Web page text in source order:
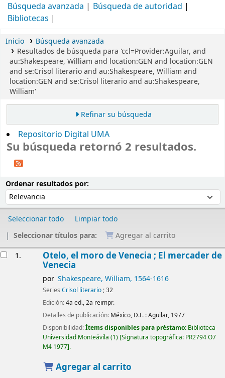
Búsqueda avanzada
Búsqueda de autoridad
Bibliotecas
Inicio
Búsqueda avanzada
Resultados de búsqueda para 'ccl=Provider:Aguilar, and
au:Shakespeare, William and location:GEN and location:GEN
and se:Crisol literario and au:Shakespeare, William and
location:GEN and se:Crisol literario and au:Shakespeare,
William'
Refinar su búsqueda
Repositorio Digital UMA
Su búsqueda retornó 2 resultados.
Ordenar resultados por:
Seleccionar todo
Limpiar todo
Seleccionar títulos para:
Agregar al carrito
1. Otelo, el moro de Venecia ; El mercader de
Venecia
por Shakespeare, William, 1564-1616
Series Crisol literario; 32
Edición:4a ed., 2a reimpr.
Detalles de publicación: México, D.F. :Aguilar, 1977
Disponibilidad:Ítems disponibles para préstamo: Biblioteca
Universidad Monteávila (1) Signatura topográfica: PR2794 O7
M4 1977 .
Agregar al carrito